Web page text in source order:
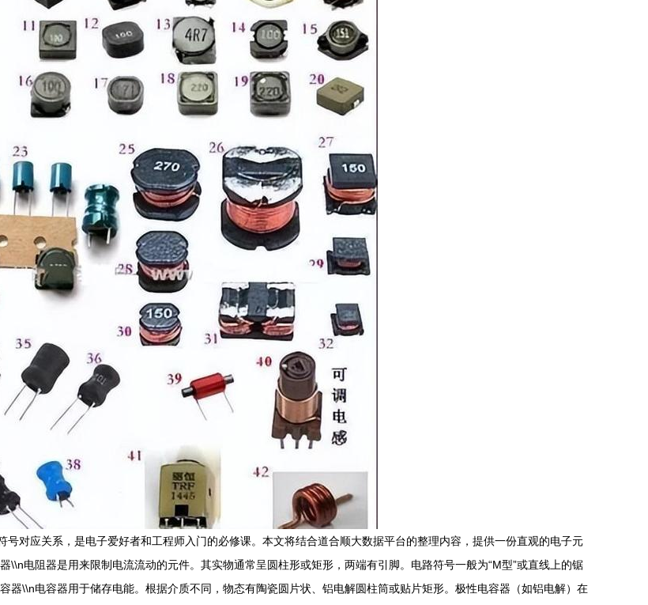
对应关系，是电子爱好者和工程师入门的必修课。本文将结合道合顺大数据平台的整理内容，提供一份直观的电子元
电阻器是用来限制电流流动的元件。其实物通常呈圆柱形或矩形，两端有引脚。电路符号一般为“M型”或直线上的锯
\\n电容器用于储存电能。根据介质不同，物态有陶瓷圆片状、铝电解圆柱筒或贴片矩形。极性电容器（如铝电解）在